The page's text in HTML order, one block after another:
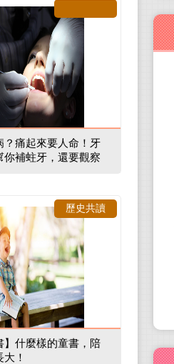
？痛起來要人命！牙
你補蛀牙，還要觀察
】什麼樣的童書，陪
！
歷史共讀